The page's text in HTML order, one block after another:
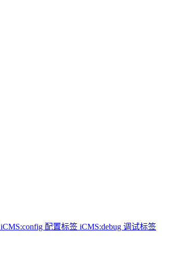
iCMS:config 配置标签 iCMS:debug 调试标签